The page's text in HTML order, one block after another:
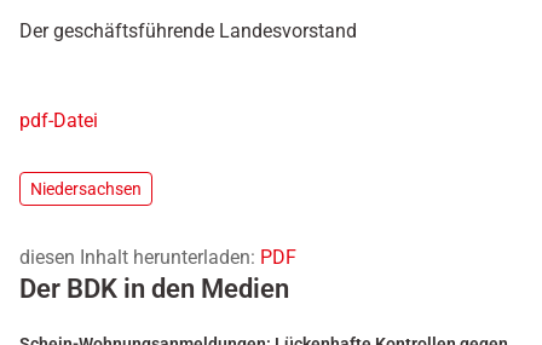
Der geschäftsführende Landesvorstand
pdf-Datei
Niedersachsen
diesen Inhalt herunterladen: PDF
Der BDK in den Medien